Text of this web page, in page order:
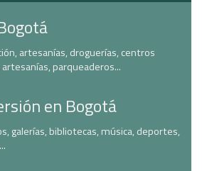
artesanías, droguerías, centros
parqueaderos...
en Bogotá
galerías, bibliotecas, música, deportes,